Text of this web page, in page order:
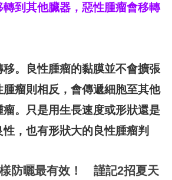
到其他臟器，惡性腫瘤會移轉
。良性腫瘤的黏膜並不會擴張
瘤則相反，會傳遞細胞至其他
。只是用生長速度或形狀還是
，也有形狀大的良性腫瘤判
防曬最有效！ 謹記2招夏天